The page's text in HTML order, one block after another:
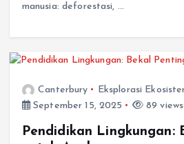
manusia: deforestasi, …
Canterbury
Eksplorasi
September 15, 2025
89 views
Pendidikan Lingkungan: